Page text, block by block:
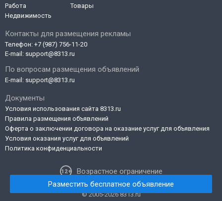
Контакты для размещения рекламы
Телефон: +7 (987) 756-11-20
E-mail: support@8313.ru
По вопросам размещения объявлений
E-mail: support@8313.ru
Документы
Условия использования сайта 8313.ru
Правила размещения объявлений
Оферта о заключении договора на оказание услуг для объявления
Условия оказания услуг для объявлений
Политика конфиденциальности
Возрастное ограничение
Работа
Недвижимость
Товары
© 2005-2026 8313.ru
Разместить бесплатное объявление